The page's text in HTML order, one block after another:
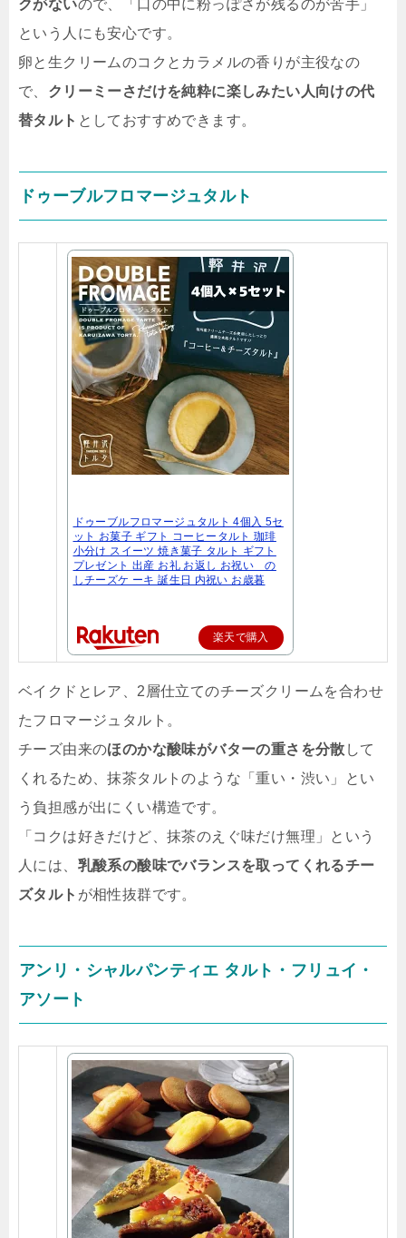
クがないので、「口の中に粉っぽさが残るのが苦手」
という人にも安心です。
卵と生クリームのコクとカラメルの香りが主役なの
で、 クリーミーさだけを純粋に楽しみたい人向けの代
替タルト としておすすめできます。
ドゥーブルフロマージュタルト
ドゥーブルフロマージュタルト 4個入 5セ
ット お菓子 ギフト コーヒータルト 珈琲
小分け スイーツ 焼き菓子 タルト ギフト
プレゼント 出産 お礼 お返し お祝い の
しチーズケ ーキ 誕生日 内祝い お歳暮
楽天で購入
ベイクドとレア、2層仕立てのチーズクリームを合わせ
たフロマージュタルト。
チーズ由来のほのかな酸味がバターの重さを分散 して
くれるため、抹茶タルトのような「重い・渋い」とい
う負担感が出にくい構造です。
「コクは好きだけど、抹茶のえぐ味だけ無理」という
人には、 乳酸系の酸味でバランスを取ってくれるチー
ズタルト が相性抜群です。
アンリ・シャルパンティエ タルト・フリュイ・
アソート